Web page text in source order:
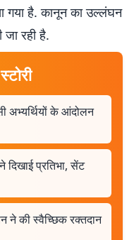
गया है. कानून का उल्लंघन
रही है.
अभ्यर्थियों के आंदोलन
दिखाई प्रतिभा, सेंट
ने की स्वैच्छिक रक्तदान